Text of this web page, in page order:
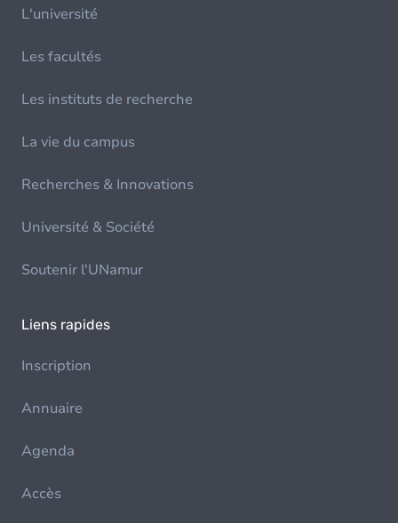
L'université
Les facultés
Les instituts de recherche
La vie du campus
Recherches & Innovations
Université & Société
Soutenir l'UNamur
Liens rapides
Inscription
Annuaire
Agenda
Accès